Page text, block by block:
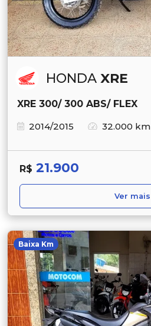
HONDA XRE
XRE 300/ 300 ABS/ FLEX
2014/2015
32.000 km
R$ 21.900
Ver mais
Baixa Km